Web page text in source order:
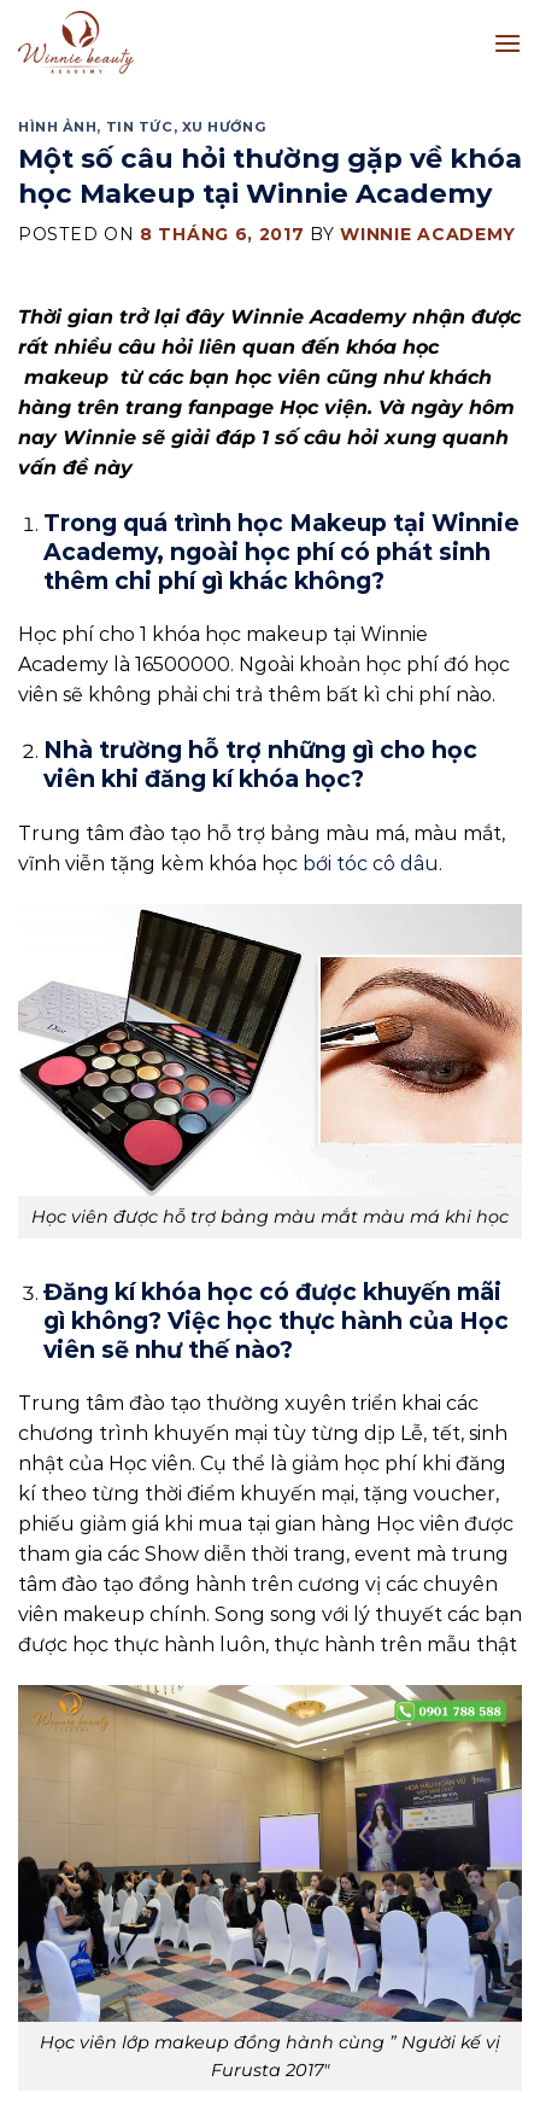
to
content
HÌNH ẢNH, TIN TỨC, XU HƯỚNG
Một số câu hỏi thường gặp về khóa
học Makeup tại Winnie Academy
POSTED ON 8 THÁNG 6, 2017 BYWINNIE ACADEMY
Thời gian trở lại đây Winnie Academy nhận được
rất nhiều câu hỏi liên quan đến khóa học
makeup từ các bạn học viên cũng như khách
hàng trên trang fanpage Học viện. Và ngày hôm
nay Winnie sẽ giải đáp 1 số câu hỏi xung quanh
vấn đề này
Trong quá trình học Makeup tại Winnie
Academy, ngoài học phí có phát sinh
thêm chi phí gì khác không?
Học phí cho 1 khóa học makeup tại Winnie
Academy là 16500000. Ngoài khoản học phí đó học
viên sẽ không phải chi trả thêm bất kì chi phí nào.
Nhà trường hỗ trợ những gì cho học
viên khi đăng kí khóa học?
Trung tâm đào tạo hỗ trợ bảng màu má, màu mắt,
vĩnh viễn tặng kèm khóa học bới tóc cô dâu.
Học viên được hỗ trợ bảng màu mắt màu má khi học
Đăng kí khóa học có được khuyến mãi
gì không? Việc học thực hành của Học
viên sẽ như thế nào?
Trung tâm đào tạo thường xuyên triển khai các
chương trình khuyến mại tùy từng dịp Lễ, tết, sinh
nhật của Học viên. Cụ thể là giảm học phí khi đăng
kí theo từng thời điểm khuyến mại, tặng voucher,
phiếu giảm giá khi mua tại gian hàng Học viên được
tham gia các Show diễn thời trang, event mà trung
tâm đào tạo đồng hành trên cương vị các chuyên
viên makeup chính. Song song với lý thuyết các bạn
được học thực hành luôn, thực hành trên mẫu thật
Học viên lớp makeup đồng hành cùng ” Người kế vị
Furusta 2017″